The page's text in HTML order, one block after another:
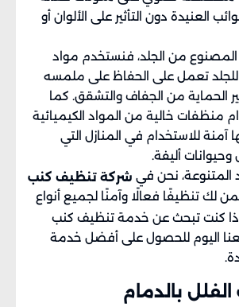
العنيدة دون التأثير على الألوان أو
المصنوع من الجلد، فنستخدم مواد
تعمل على الحفاظ على ملمسه
الحماية من الجفاف والتشقق. كما
منظفات خالية من المواد الكيميائية
آمنة للاستخدام في المنازل التي
أليفة.
نحن في شركة تنظيف كنب
لك تنظيفًا فعالًا وآمنًا لجميع أنواع
إذا كنت تبحث عن خدمة تنظيف كنب
اليوم للحصول على أفضل خدمة
بالدمام